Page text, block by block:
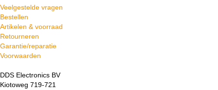
Veelgestelde vragen
Bestellen
Artikelen & voorraad
Retourneren
Garantie/reparatie
Voorwaarden
DDS Electronics BV
Kiotoweg 719-721